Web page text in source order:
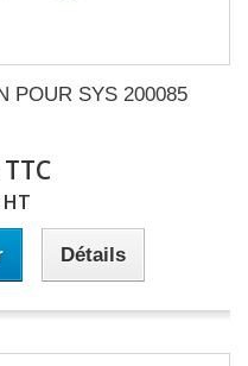
POUR SYS 200085
Détails